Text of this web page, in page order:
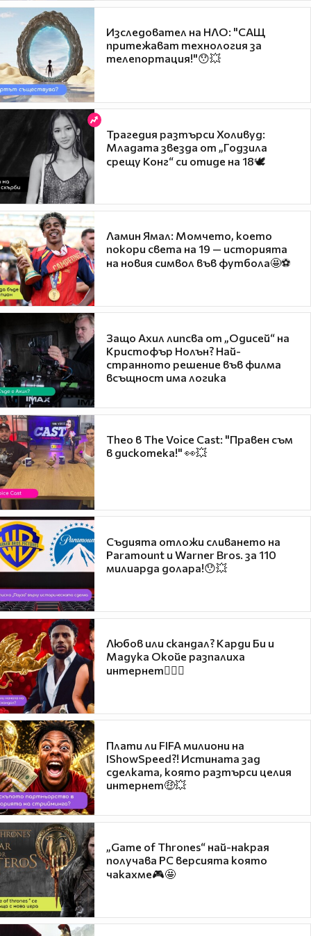
Изследовател на НЛО: "САЩ
притежават технология за
телепортация!"😯💥
Трагедия разтърси Холивуд:
Младата звезда от „Годзила
срещу Конг“ си отиде на 18🕊️
Ламин Ямал: Момчето, което
покори света на 19 — историята
на новия символ във футбола🤩⚽
Защо Ахил липсва от „Одисей“ на
Кристофър Нолън? Най-
странното решение във филма
всъщност има логика
Theo в The Voice Cast: "Правен съм
в дискотека!" 👀💥
Съдията отложи сливането на
Paramount и Warner Bros. за 110
милиарда долара!😯💥
Любов или скандал? Карди Би и
Мадука Окойе разпалиха
интернет❤️‍🔥🔥
Плати ли FIFA милиони на
IShowSpeed?! Истината зад
сделката, която разтърси целия
интернет🤑💥
„Game of Thrones“ най-накрая
получава PC версията която
чакахме🎮🤩